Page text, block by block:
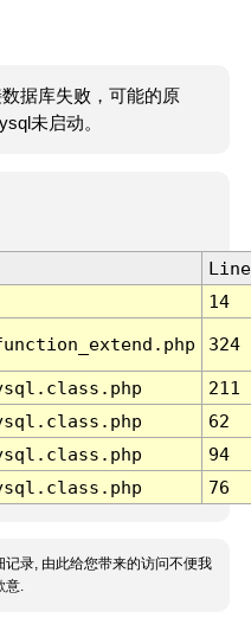
据库失败，可能的原
未启动。
Line
14
324
211
62
94
76
记录, 由此给您带来的访问不便我
意.